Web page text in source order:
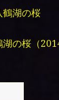
鶴湖の桜
湖の桜（